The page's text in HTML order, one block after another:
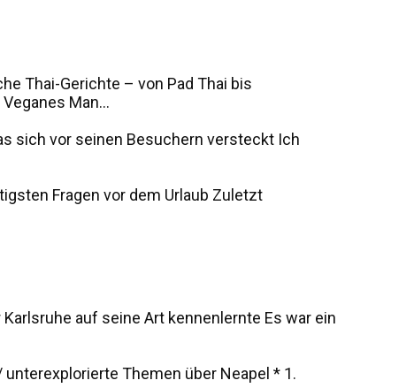
Thai-Gerichte – von Pad Thai bis
Man...
sich vor seinen Besuchern versteckt Ich
Fragen vor dem Urlaub Zuletzt
auf seine Art kennenlernte Es war ein
Themen über Neapel * 1.